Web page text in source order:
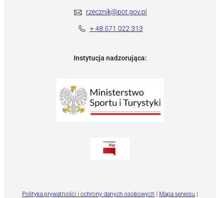
rzecznik@pot.gov.pl
+ 48 571 022 313
Instytucja nadzorująca:
Polityka prywatności i ochrony danych osobowych | Mapa serwisu |